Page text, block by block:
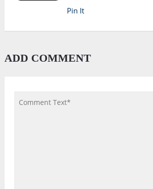
Pin It
ADD COMMENT